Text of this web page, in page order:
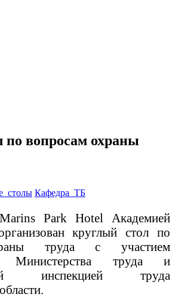
по вопросам охраны
Кафедра_ТБ
Park Hotel Академией
круглый стол по
труда с участием
Министерства труда и
инспекцией труда